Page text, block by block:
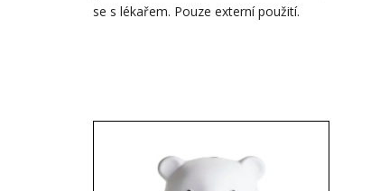
se s lékařem. Pouze externí použití.